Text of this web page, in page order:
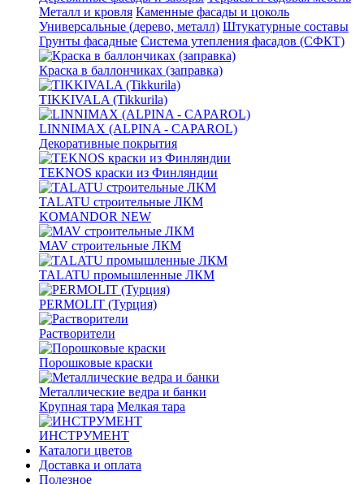
Металл и кровля Каменные фасады и цоколь
Универсальные (дерево, металл) Штукатурные составы
Грунты фасадные Система утепления фасадов (СФКТ)
Краска в баллончиках (заправка)
TIKKIVALA (Tikkurila)
LINNIMAX (ALPINA - CAPAROL)
Декоративные покрытия
TEKNOS краски из Финляндии
TALATU строительные ЛКМ
KOMANDOR NEW
MAV строительные ЛКМ
TALATU промышленные ЛКМ
PERMOLIT (Турция)
Растворители
Порошковые краски
Металлические ведра и банки
Крупная тара Мелкая тара
ИНСТРУМЕНТ
Каталоги цветов
Доставка и оплата
Полезное